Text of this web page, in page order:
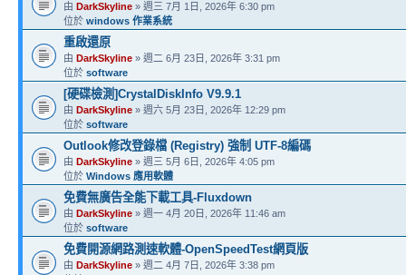
由 DarkSkyline » 週三 7月 1日, 2026年 6:30 pm
位於 windows 作業系統
重啟還原
由 DarkSkyline » 週二 6月 23日, 2026年 3:31 pm
位於 software
[硬碟檢測]CrystalDiskInfo V9.9.1
由 DarkSkyline » 週六 5月 23日, 2026年 12:29 pm
位於 software
Outlook修改登錄檔 (Registry) 強制 UTF-8編碼
由 DarkSkyline » 週三 5月 6日, 2026年 4:05 pm
位於 Windows 應用軟體
免費無廣告全能下載工具-Fluxdown
由 DarkSkyline » 週一 4月 20日, 2026年 11:46 am
位於 software
免費開源網路測速軟體-OpenSpeedTest網頁版
由 DarkSkyline » 週二 4月 7日, 2026年 3:38 pm